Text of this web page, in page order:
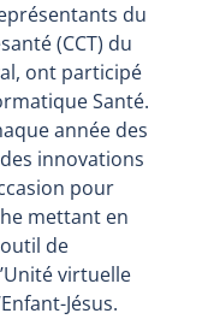
du
(CCT) du
ont participé
Santé.
année des
innovations
pour
mettant en
de
virtuelle
Jésus.